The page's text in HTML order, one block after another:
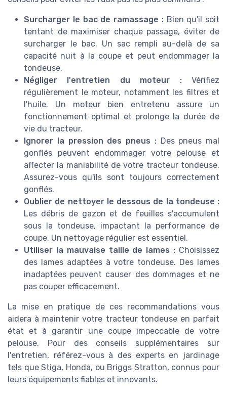
Surcharger le bac de ramassage :Bien qu'il soit
tentant de maximiser chaque passage, éviter de
surcharger le bac. Un sac rempli au-delà de sa
capacité nuit à la coupe et peut endommager la
tondeuse.
Négliger l'entretien du moteur :Vérifiez
régulièrement le moteur, notamment les filtres et
l'huile. Un moteur bien entretenu assure un
fonctionnement optimal et prolonge la durée de
vie du tracteur.
Ignorer la pression des pneus :Des pneus mal
gonflés peuvent endommager votre pelouse et
affecter la maniabilité de votre tracteur tondeuse.
Assurez-vous qu'ils sont toujours correctement
gonflés.
Oublier de nettoyer le dessous de la tondeuse :
Les débris de gazon et de feuilles s'accumulent
sous la tondeuse, impactant la performance de
coupe. Un nettoyage régulier est essentiel.
Utiliser la mauvaise taille de lames : Choisissez
des lames adaptées à votre tondeuse. Des lames
inadaptées peuvent causer des dommages et ne
pas couper efficacement.
La mise en pratique de ces recommandations vous
aidera à maintenir votre tracteur tondeuse en parfait
état et à garantir une coupe impeccable de votre
pelouse. Pour des conseils supplémentaires sur
l'entretien, référez-vous à des experts en jardinage
tels que Stiga, Honda, ou Briggs Stratton, connus pour
leurs équipements fiables et innovants.